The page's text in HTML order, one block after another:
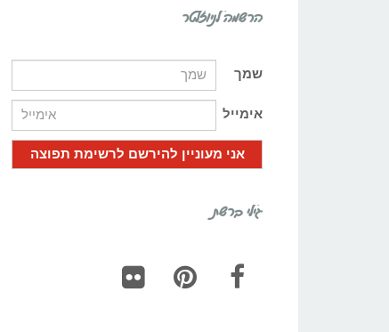
הרשמה לניוזלטר
שמך
אימייל
גילי ברשת